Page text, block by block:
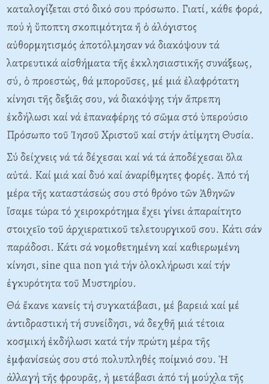
καταλογίζεται στό δικό σου πρόσωπο. Γιατί, κάθε φορά,
πού ἡ ὕποπτη σκοπιμότητα ἤ ὁ ἀλόγιστος
αὐθορμητισμός ἀποτόλμησαν νά διακόψουν τά
λατρευτικά αἰσθήματα τῆς ἐκκλησιαστικῆς συνάξεως,
σύ, ὁ προεστώς, θά μποροῦσες, μέ μιά ἐλαφρότατη
κίνησι τῆς δεξιᾶς σου, νά διακόψης τήν ἄπρεπη
ἐκδήλωσι καί νά ἐπαναφέρης τό σῶμα στό ὑπερούσιο
Πρόσωπο τοῦ Ἰησοῦ Xριστοῦ καί στήν ἀτίμητη Θυσία.
Σύ δείχνεις νά τά δέχεσαι καί νά τά ἀποδέχεσαι ὅλα
αὐτά. Kαί μιά καί δυό καί ἀναρίθμητες φορές. Ἀπό τή
μέρα τῆς καταστάσεώς σου στό θρόνο τῶν Ἀθηνῶν
ἴσαμε τώρα τό χειροκρότημα ἔχει γίνει ἀπαραίτητο
στοιχεῖο τοῦ ἀρχιερατικοῦ τελετουργικοῦ σου. Kάτι σάν
παράδοσι. Kάτι σά νομοθετημένη καί καθιερωμένη
κίνησι, sine qua non γιά τήν ὁλοκλήρωσι καί τήν
ἐγκυρότητα τοῦ Mυστηρίου.
Θά ἔκανε κανείς τή συγκατάβασι, μέ βαρειά καί μέ
ἀντιδραστική τή συνείδησι, νά δεχθῆ μιά τέτοια
κοσμική ἐκδήλωσι κατά τήν πρώτη μέρα τῆς
ἐμφανίσεώς σου στό πολυπληθές ποίμνιό σου. Ἡ
ἀλλαγή τῆς φρουρᾶς, ἡ μετάβασι ἀπό τή μούχλα τῆς